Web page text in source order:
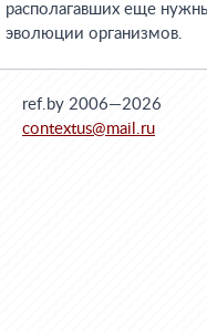
располагавших еще
эволюции организмов.
ref.by 2006—2026
contextus@mail.ru